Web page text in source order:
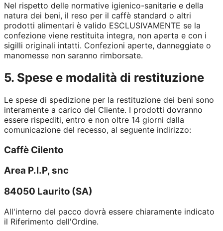
Nel rispetto delle normative igienico-sanitarie e della
natura dei beni, il reso per il caffè standard o altri
prodotti alimentari è valido ESCLUSIVAMENTE se la
confezione viene restituita integra, non aperta e con i
sigilli originali intatti. Confezioni aperte, danneggiate o
manomesse non saranno rimborsate.
5. Spese e modalità di restituzione
Le spese di spedizione per la restituzione dei beni sono
interamente a carico del Cliente. I prodotti dovranno
essere rispediti, entro e non oltre 14 giorni dalla
comunicazione del recesso, al seguente indirizzo:
Caffè Cilento
Area P.I.P, snc
84050 Laurito (SA)
All'interno del pacco dovrà essere chiaramente indicato
il Riferimento dell'Ordine.